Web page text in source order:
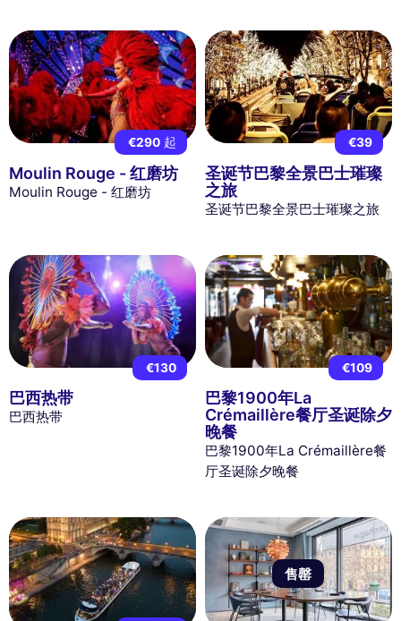
€290 起
Moulin Rouge - 红磨坊
Moulin Rouge - 红磨坊
€39
圣诞节巴黎全景巴士璀璨
之旅
圣诞节巴黎全景巴士璀璨之旅
€130
巴西热带
巴西热带
€109
巴黎1900年La
Crémaillère餐厅圣诞除夕
晚餐
巴黎1900年La Crémaillère餐
厅圣诞除夕晚餐
售罄